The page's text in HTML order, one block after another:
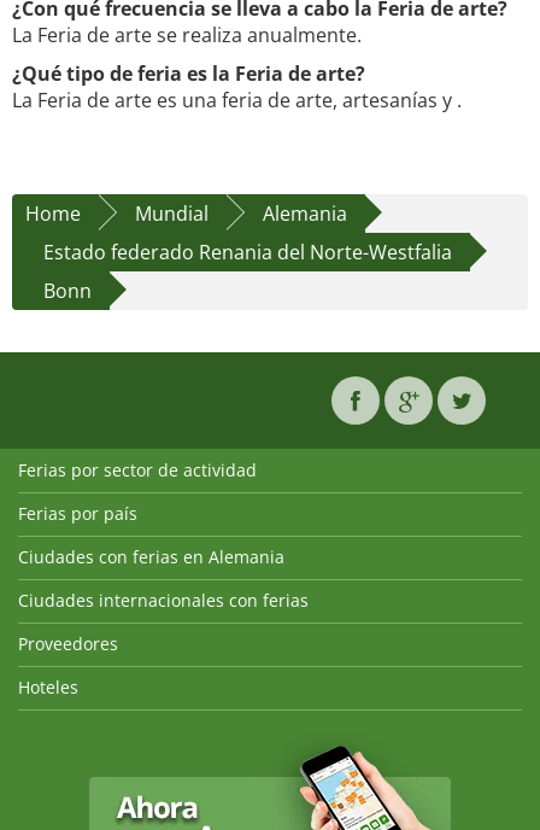
¿Con qué frecuencia se lleva a cabo la Feria de arte?
La Feria de arte se realiza anualmente.
¿Qué tipo de feria es la Feria de arte?
La Feria de arte es una feria de arte, artesanías y .
Home Mundial
Alemania
Estado federado Renania del Norte-Westfalia
Bonn
Ferias por sector de actividad
Ferias por país
Ciudades con ferias en Alemania
Ciudades internacionales con ferias
Proveedores
Hoteles